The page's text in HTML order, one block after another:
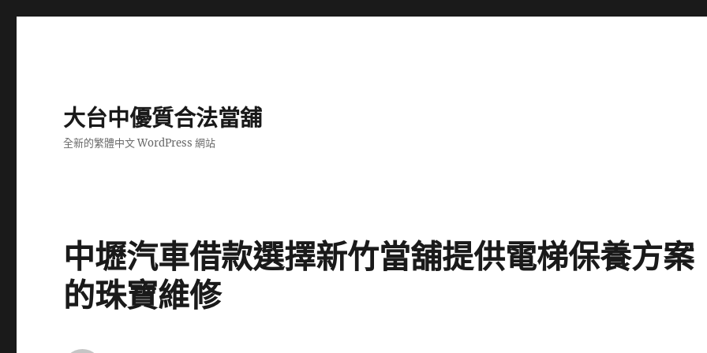
大台中優質合法當舖
全新的繁體中文 WordPress 網站
中壢汽車借款選擇新竹當舖提供電梯保養方案
的珠寶維修